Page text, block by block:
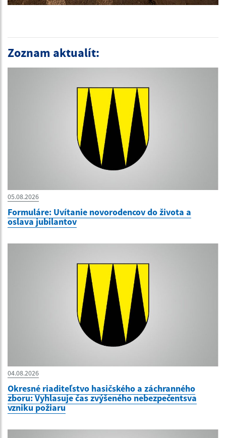
Zoznam aktualít:
05.08.2026
Formuláre: Uvítanie novorodencov do života a
oslava jubilantov
04.08.2026
Okresné riaditeľstvo hasičského a záchranného
zboru: Vyhlasuje čas zvýšeného nebezpečentsva
vzniku požiaru